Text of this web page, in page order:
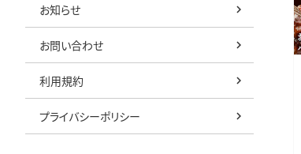
お知らせ
お問い合わせ
利用規約
プライバシーポリシー